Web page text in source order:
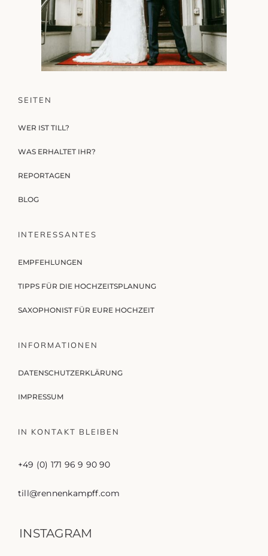
SEITEN
WER IST TILL?
WAS ERHALTET IHR?
REPORTAGEN
BLOG
INTERESSANTES
EMPFEHLUNGEN
TIPPS FÜR DIE HOCHZEITSPLANUNG
SAXOPHONIST FÜR EURE HOCHZEIT
INFORMATIONEN
DATENSCHUTZERKLÄRUNG
IMPRESSUM
IN KONTAKT BLEIBEN
+49 (0) 171 96 9 90 90
till@rennenkampff.com
INSTAGRAM